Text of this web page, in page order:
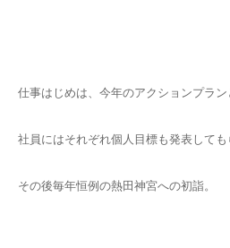
仕事はじめは、今年のアクションプラン
社員にはそれぞれ個人目標も発表しても
その後毎年恒例の熱田神宮への初詣。